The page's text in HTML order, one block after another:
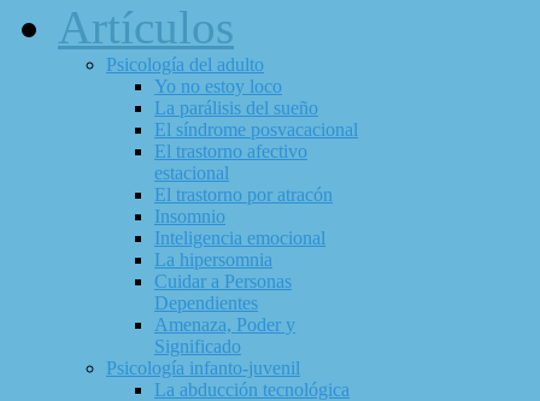
Artículos
Psicología del adulto
Yo no estoy loco
La parálisis del sueño
El síndrome posvacacional
El trastorno afectivo
estacional
El trastorno por atracón
Insomnio
Inteligencia emocional
La hipersomnia
Cuidar a Personas
Dependientes
Amenaza, Poder y
Significado
Psicología infanto-juvenil
La abducción tecnológica